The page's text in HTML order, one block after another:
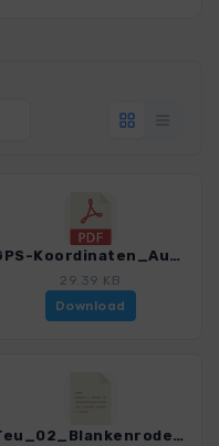
GPS-Koordinaten_Ausgangspunkte_WF_Teutoburger_Wald_4020_7.pdf
29.39 KB
Download
Teu_02_Blankenrode-Marsberg_4020_7.gpx